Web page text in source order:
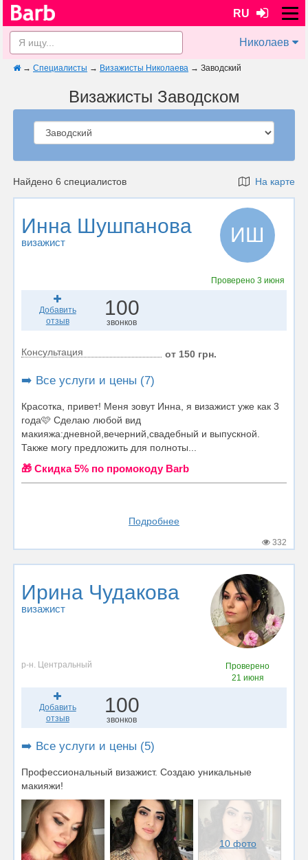
RU
Николаев
→ Специалисты → Визажисты Николаева → Заводский
Визажисты Заводском
Найдено 6 специалистов На карте
Инна Шушпанова
визажист ИШ
Проверено 3 июня
Добавить
отзыв
100
звонков
Консультация от 150 грн.
➡️ Все услуги и цены (7)
Красотка, привет! Меня зовут Инна, я визажист уже как 3
года🩷 Сделаю любой вид
макияжа:дневной,вечерний,свадебный и выпускной.
Также могу предложить для полноты...
🎁 Cкидка 5% по промокоду Barb
Подробнее
332
Ирина Чудакова
визажист
р-н. Центральный
Проверено
21 июня
Добавить
отзыв
100
звонков
➡️ Все услуги и цены (5)
Профессиональный визажист. Создаю уникальные
макияжи!
10 фото